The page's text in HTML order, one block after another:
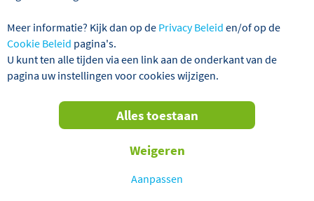
Engeland
Sorteren
Verder filteren
TOT € 30,- KORTING P.P.!
Meer informatie? Kijk dan op de Privacy Beleid en/of op de
Cookie Beleid pagina's.
U kunt ten alle tijden via een link aan de onderkant van de
pagina uw instellingen voor cookies wijzigen.
Aanpassen
Weigeren
Alles toestaan